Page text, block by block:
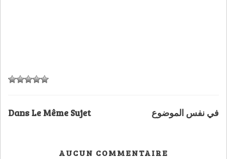
Dans Le Même Sujet في نفس الموضوع
AUCUN COMMENTAIRE